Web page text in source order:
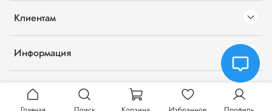
Клиентам
Информация